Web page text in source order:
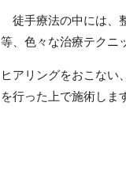
徒手療法の中には、
等、色々な治療テクニ
ヒアリングをおこない
を行った上で施術しま